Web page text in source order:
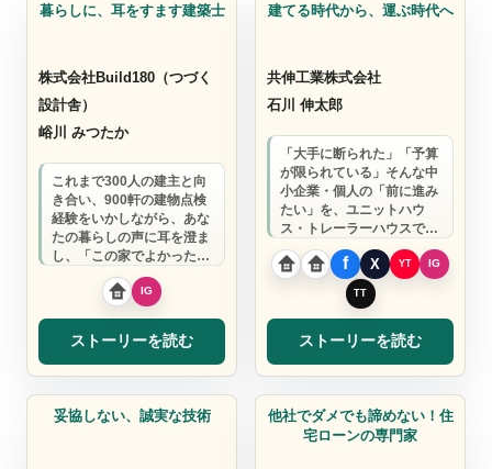
暮らしに、耳をすます建築士
株式会社Build180（つづく
設計舎）
峪川 みつたか
これまで300人の建主と向
き合い、900軒の建物点検
経験をいかしながら、あな
たの暮らしの声に耳を澄ま
し、「この家でよかった」
と心から思える住まいを一
緒に創ります…
ストーリーを読む
建てる時代から、運ぶ時代へ
共伸工業株式会社
石川 伸太郎
「大手に断られた」「予算
が限られている」そんな中
小企業・個人の「前に進み
たい」を、ユニットハウ
ス・トレーラーハウスで実
現。スピードと誠実さで、
あなたの背中を押し…
ストーリーを読む
不動産
妥協しない、誠実な技術
不動産
他社でダメでも諦めない！住
宅ローンの専門家